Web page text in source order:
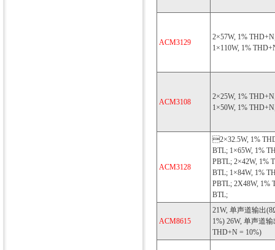
ACM3129
2×57W, 1%
1×110W, 1%
ACM3108
2×25W, 1%
1×50W, 1%
ACM3128
2×32.5W, 1%
BTL; 1×65W, 1%
PBTL; 2×42W, 1%
BTL; 1×84W, 1%
PBTL; 2X48W,
BTL;
ACM8615
21W, 单声道输出
1%) 26W, 单声道
THD+N = 10%)